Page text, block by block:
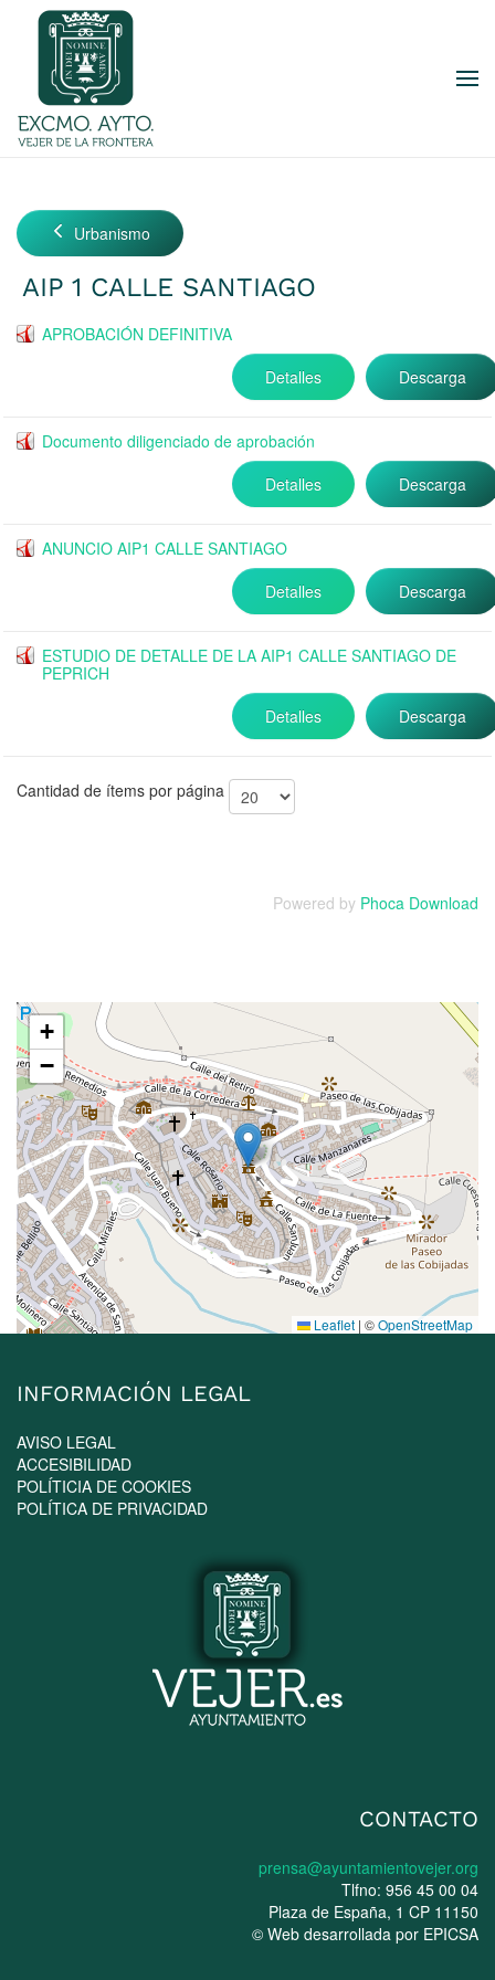
Skip to main content
Urbanismo
AIP 1 CALLE SANTIAGO
APROBACIÓN DEFINITIVA
Descarga
Detalles
Documento diligenciado de aprobación
Descarga
Detalles
ANUNCIO AIP1 CALLE SANTIAGO
Descarga
Detalles
ESTUDIO DE DETALLE DE LA AIP1 CALLE SANTIAGO DE
PEPRICH
Descarga
Detalles
Cantidad de ítems por página
Powered by Phoca Download
+
−
Leaflet | ©OpenStreetMap
INFORMACIÓN LEGAL
AVISO LEGAL
ACCESIBILIDAD
POLÍTICIA DE COOKIES
POLÍTICA DE PRIVACIDAD
CONTACTO
prensa@ayuntamientovejer.org
Tlfno: 956 45 00 04
Plaza de España, 1 CP 11150
© Web desarrollada por EPICSA